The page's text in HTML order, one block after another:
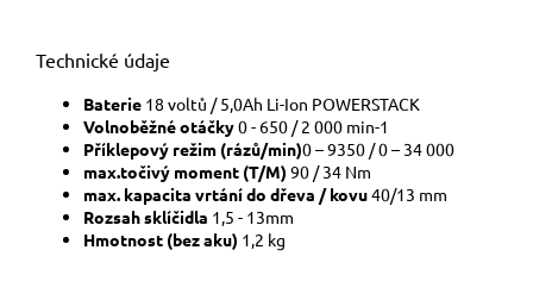
Technické údaje
Baterie 18 voltů / 5,0Ah Li-Ion POWERSTACK
Volnoběžné otáčky0 - 650 / 2 000 min-1
Příklepový režim (rázů/min)0 – 9350 / 0 – 34 000
max.točivý moment (T/M) 90 / 34 Nm
max. kapacita vrtání do dřeva / kovu40/13 mm
Rozsah sklíčidla 1,5 - 13mm
Hmotnost (bez aku) 1,2 kg